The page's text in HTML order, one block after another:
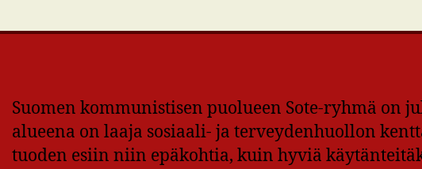
Suomen kommunistisen puolueen Sote-ryhmä on
alueena on laaja sosiaali- ja terveydenhuollon
tuoden esiin niin epäkohtia, kuin hyviä